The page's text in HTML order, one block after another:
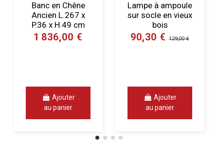
Banc en Chêne
Ancien L.267 x
P.36 x H.49 cm
1 836,00 €
Ajouter
au panier
Lampe à ampoule
sur socle en vieux
bois
90,30 € 129,00 €
Ajouter
au panier